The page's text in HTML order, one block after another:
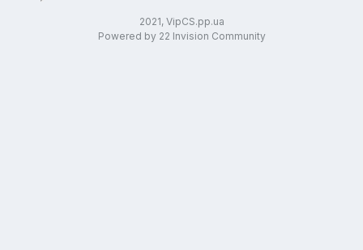
2021, VipCS.pp.ua
Powered by 22 Invision Community